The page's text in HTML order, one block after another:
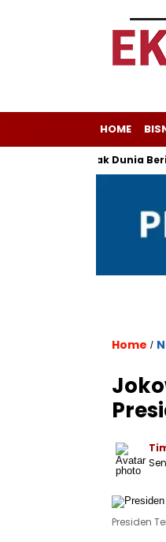
HOME
Minyak Dunia Berisiko
Home /
Presiden